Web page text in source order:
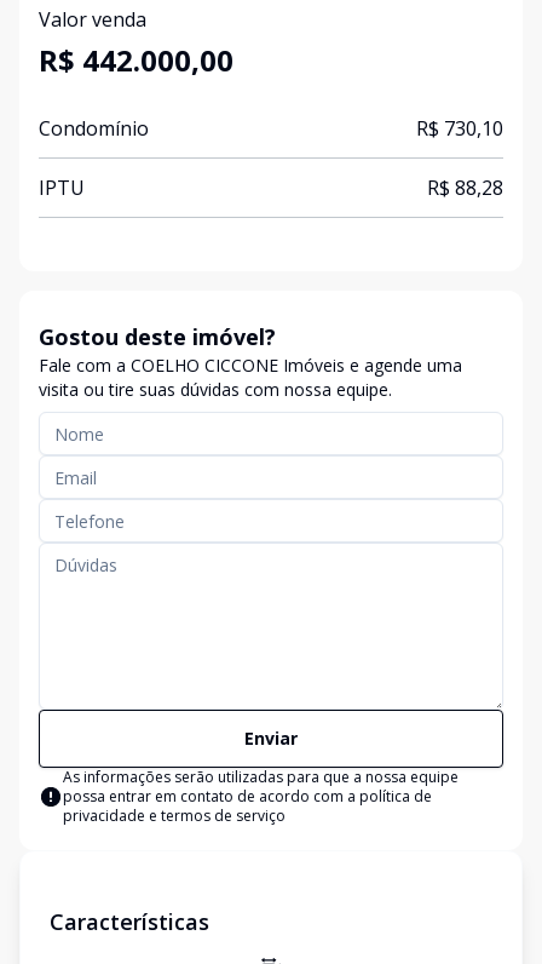
Valor venda
R$ 442.000,00
Condomínio R$ 730,10
IPTU R$ 88,28
Gostou deste imóvel?
Fale com a COELHO CICCONE Imóveis e agende uma
visita ou tire suas dúvidas com nossa equipe.
Enviar
As informações serão utilizadas para que a nossa equipe
possa entrar em contato de acordo com a política de
privacidade e termos de serviço
Características